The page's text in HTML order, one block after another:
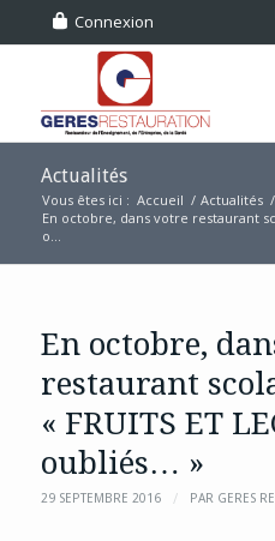
Connexion
Actualités
Vous êtes ici : Accueil / Actualités /
En octobre, dans votre restaurant
o...
En octobre,
restaurant
« FRUITS ET
oubliés… »
29 SEPTEMBRE 2016 / PAR GERES